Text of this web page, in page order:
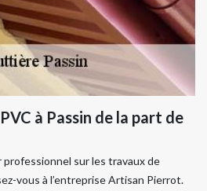
à Passin de la part de
professionnel sur les travaux de
vous à l’entreprise Artisan Pierrot.